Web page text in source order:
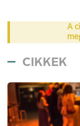
A
CIKKEK